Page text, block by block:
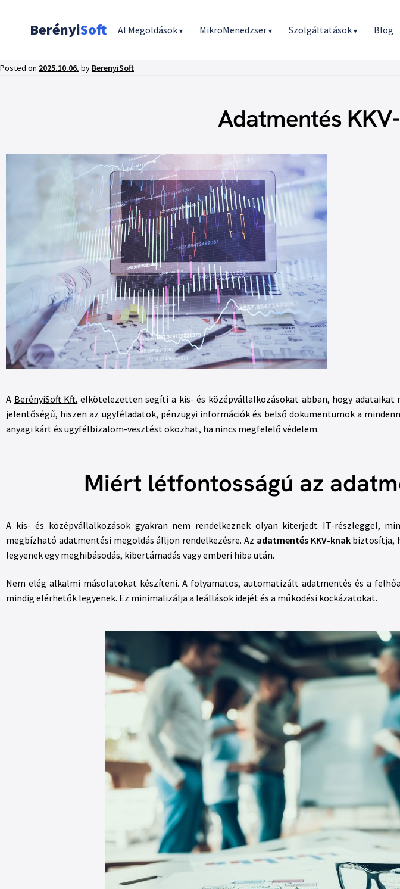
BerényiSoft AI Megoldások▾ MikroMenedzser▾ Szolgáltatások▾ Blog
Posted on 2025.10.06. by BerenyiSoft
Adatmentés
A BerényiSoft Kft. elkötelezetten segíti a kis- és középvállalkozásokat abban, hogy adataikat
jelentőségű, hiszen az ügyféladatok, pénzügyi információk és belső dokumentumok a
anyagi kárt és ügyfélbizalom-vesztést okozhat, ha nincs megfelelő védelem.
Miért létfontosságú az
A kis- és középvállalkozások gyakran nem rendelkeznek olyan kiterjedt IT-részleggel,
megbízható adatmentési megoldás álljon rendelkezésre. Az adatmentés KKV-knakbiztosítja,
legyenek egy meghibásodás, kibertámadás vagy emberi hiba után.
Nem elég alkalmi másolatokat készíteni. A folyamatos, automatizált adatmentés és a
mindig elérhetők legyenek. Ez minimalizálja a leállások idejét és a működési kockázatokat.